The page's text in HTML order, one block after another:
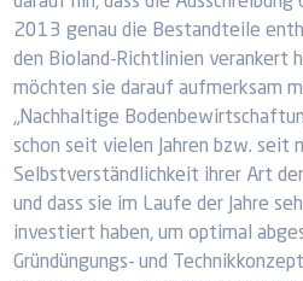
2013 genau die Bestandteile
den Bioland-Richtlinien verankert
möchten sie darauf aufmerksam
„Nachhaltige
schon seit vielen Jahren bzw. seit
Selbstverständlichkeit ihrer Art
und dass sie im Laufe der Jahre
investiert haben, um optimal
Gründüngungs- und